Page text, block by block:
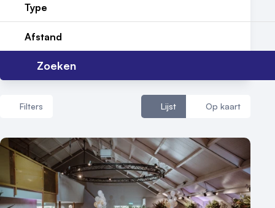
Contact
Type
Afstand
Zoeken
Filters Lijst Op kaart
Aantal zalen
1 - 5 zalen
6 - 10 zalen